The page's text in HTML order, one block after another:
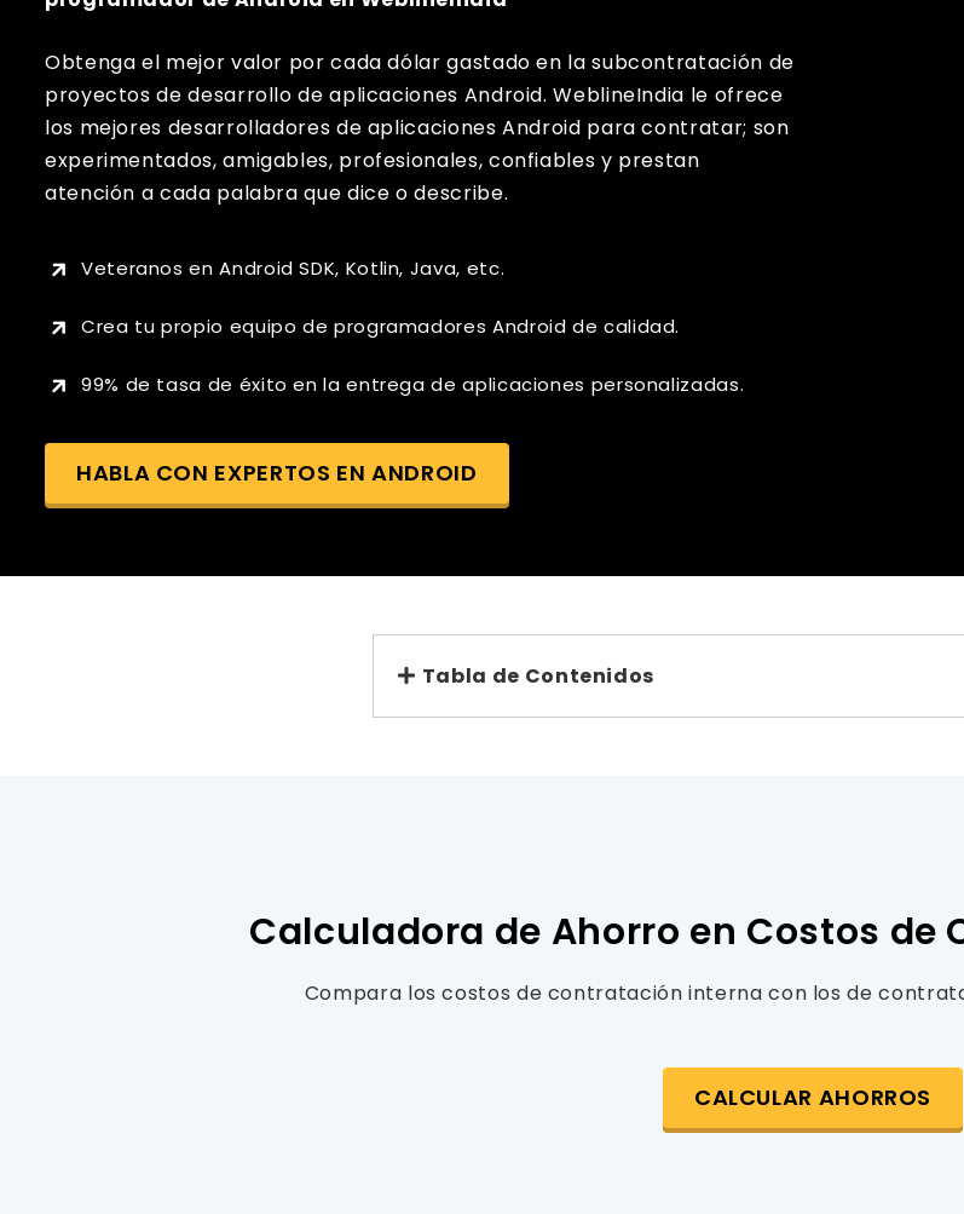
Obtenga el mejor valor por cada dólar gastado en la subcontratación de
proyectos de desarrollo de aplicaciones Android. WeblineIndia le ofrece
los mejores desarrolladores de aplicaciones Android para contratar; son
experimentados, amigables, profesionales, confiables y prestan
atención a cada palabra que dice o describe.
Veteranos en Android SDK, Kotlin, Java, etc.
Crea tu propio equipo de programadores Android de calidad.
99% de tasa de éxito en la entrega de aplicaciones personalizadas.
HABLA CON EXPERTOS EN ANDROID
Tabla de Contenidos
Calculadora de Ahorro en Costos de
Compara los costos de contratación interna con los de
CALCULAR AHORROS